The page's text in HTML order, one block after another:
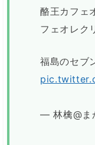
酪王カフェ
フェオレク
福島のセブ
— 林檎@ま